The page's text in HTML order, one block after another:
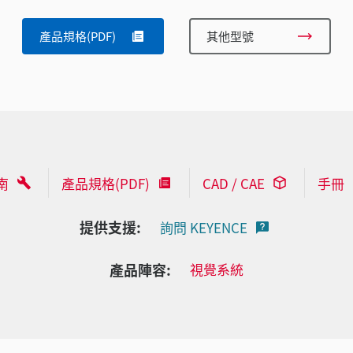
產品規格(PDF) 其他型號
產品規格(PDF) CAD / CAE 手冊
提供支援: 詢問 KEYENCE
產品陣容: 視覺系統